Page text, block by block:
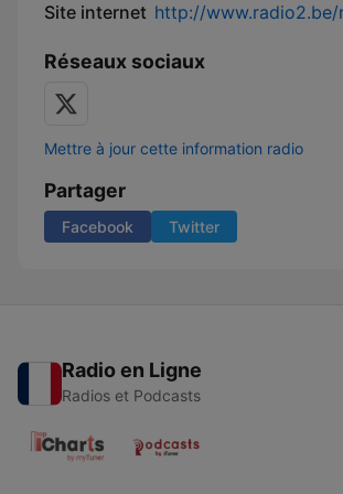
Site internet http://
Réseaux sociaux
Mettre à jour cette information radio
Partager
Facebook Twitter
Radio en Ligne
Radios et Podcasts